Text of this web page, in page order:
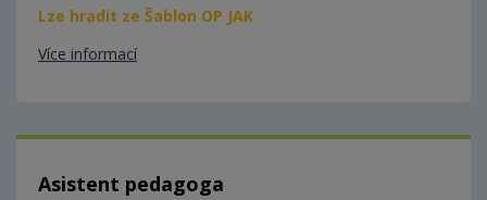
Lze hradit ze Šablon OP JAK
Více informací
Asistent pedagoga